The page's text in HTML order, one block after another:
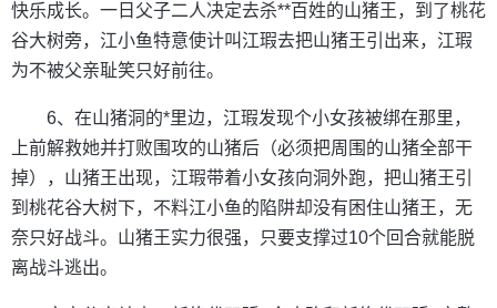
快乐成长。一日父子二人决定去杀**百姓的山猪王，到了桃花
谷大树旁，江小鱼特意使计叫江瑕去把山猪王引出来，江瑕
为不被父亲耻笑只好前往。
6、在山猪洞的*里边，江瑕发现个小女孩被绑在那里，
上前解救她并打败围攻的山猪后（必须把周围的山猪全部干
掉），山猪王出现，江瑕带着小女孩向洞外跑，把山猪王引
到桃花谷大树下，不料江小鱼的陷阱却没有困住山猪王，无
奈只好战斗。山猪王实力很强，只要支撑过10个回合就能脱
离战斗逃出。